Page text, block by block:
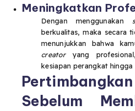
Meningkatkan
Dengan menggunakan
berkualitas, maka secara
menunjukkan bahwa
creatoryang
kesiapan perangkat hingga
Sebelum